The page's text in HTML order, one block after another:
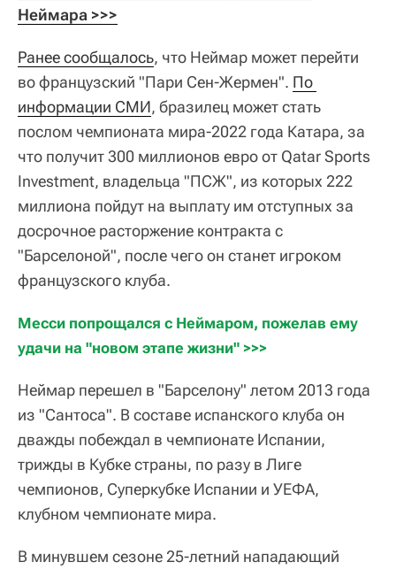
Неймара >>>
Ранее сообщалось, что Неймар может перейти
во французский "Пари Сен-Жермен". По
информации СМИ, бразилец может стать
послом чемпионата мира-2022 года Катара, за
что получит 300 миллионов евро от Qatar Sports
Investment, владельца "ПСЖ", из которых 222
миллиона пойдут на выплату им отступных за
досрочное расторжение контракта с
"Барселоной", после чего он станет игроком
французского клуба.
Месси попрощался с Неймаром, пожелав ему
удачи на "новом этапе жизни" >>>
Неймар перешел в "Барселону" летом 2013 года
из "Сантоса". В составе испанского клуба он
дважды побеждал в чемпионате Испании,
трижды в Кубке страны, по разу в Лиге
чемпионов, Суперкубке Испании и УЕФА,
клубном чемпионате мира.
В минувшем сезоне 25-летний нападающий